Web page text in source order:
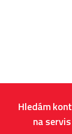
Hledám
na servis